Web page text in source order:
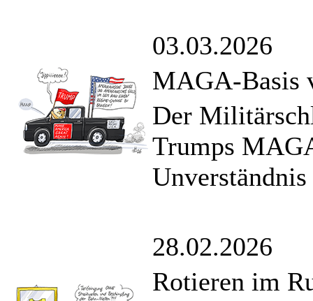
03.03.2026
MAGA-Basis
Der
Trumps
28.02.2026
Rotieren im